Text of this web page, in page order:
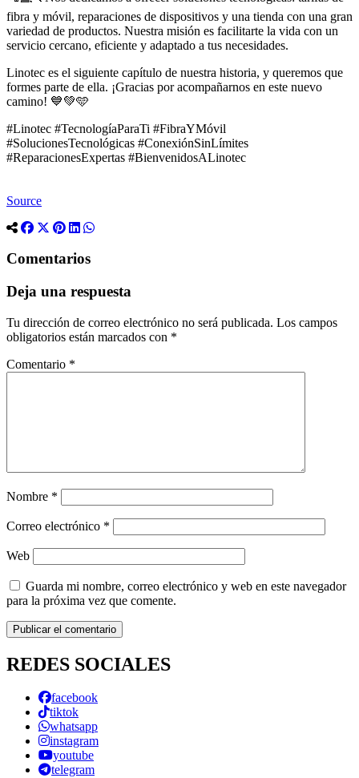
fibra y móvil, reparaciones de dispositivos y una tienda con una gran
variedad de productos. Nuestra misión es facilitarte la vida con un
servicio cercano, eficiente y adaptado a tus necesidades.
Linotec es el siguiente capítulo de nuestra historia, y queremos que
formes parte de ella. ¡Gracias por acompañarnos en este nuevo
camino! 💙💚🩵
#Linotec #TecnologíaParaTi #FibraYMóvil
#SolucionesTecnológicas #ConexiónSinLímites
#ReparacionesExpertas #BienvenidosALinotec
Source
Comentarios
Deja una respuesta
Tu dirección de correo electrónico no será publicada. Los campos
obligatorios están marcados con *
Comentario *
Nombre *
Correo electrónico *
Web
Guarda mi nombre, correo electrónico y web en este navegador
para la próxima vez que comente.
REDES SOCIALES
facebook
tiktok
whatsapp
instagram
youtube
telegram